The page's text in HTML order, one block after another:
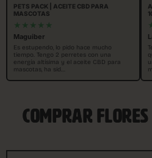
PETS PACK | ACEITE CBD PARA
MASCOTAS
★★★★★
Maguiber
Es estupendo, lo pido hace mucho
tiempo. Tengo 2 perretes con una
energía altísima y el aceite CBD para
mascotas, ha sid…
COMPRAR